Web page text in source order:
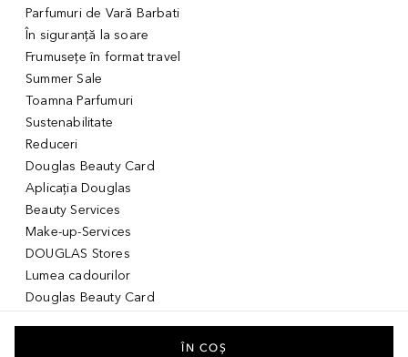
Parfumuri de Vară Barbati
În siguranță la soare
Frumusețe în format travel
Summer Sale
Toamna Parfumuri
Sustenabilitate
Reduceri
Douglas Beauty Card
Aplicația Douglas
Beauty Services
Make-up-Services
DOUGLAS Stores
Lumea cadourilor
Douglas Beauty Card
ÎN COȘ